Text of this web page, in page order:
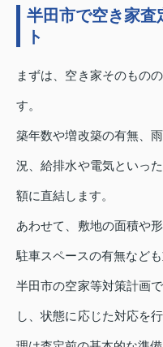
半田市で空き家査
ト
まずは、空き家そのもの
す。
築年数や増改築の有無、
況、給排水や電気といっ
額に直結します。
あわせて、敷地の面積や
駐車スペースの有無など
半田市の空家等対策計画
し、状態に応じた対応を